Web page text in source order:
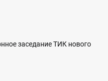
заседание ТИК нового